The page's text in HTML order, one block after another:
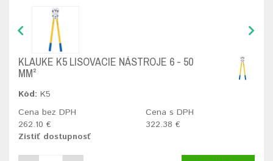
KLAUKE K5 LISOVACIE NÁSTROJE 6 - 50
MM²
Kód: K5
Cena bez DPH
262.10 €
Cena s DPH
322.38 €
Zistiť dostupnosť